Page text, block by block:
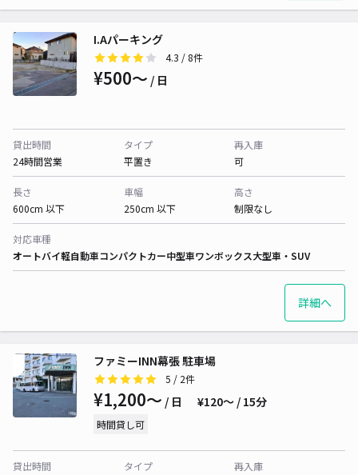
I.Aパーキング
4.3 / 8件
¥500〜 / 日
貸出時間
24時間営業
タイプ
平置き
再入庫
可
長さ
600cm 以下
車幅
250cm 以下
高さ
制限なし
対応車種
オートバイ軽自動車コンパクトカー中型車ワンボックス大型車・SUV
詳細へ
ファミーINN幕張 駐車場
5 / 2件
¥1,200〜 / 日 ¥120〜 / 15分
時間貸し可
貸出時間
タイプ
再入庫